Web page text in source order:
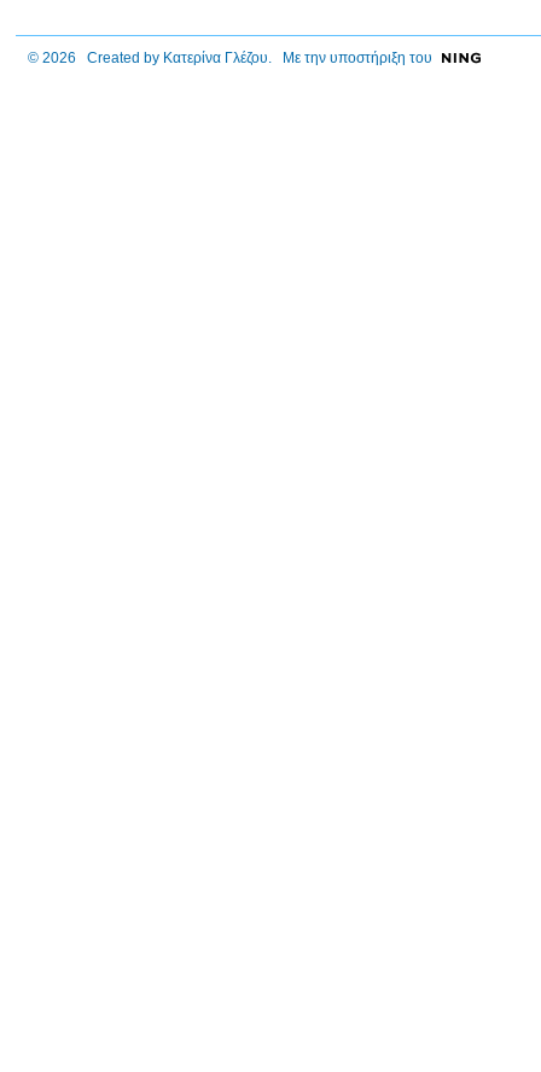
© 2026 Created by Κατερίνα Γλέζου . Με την υποστήριξη του